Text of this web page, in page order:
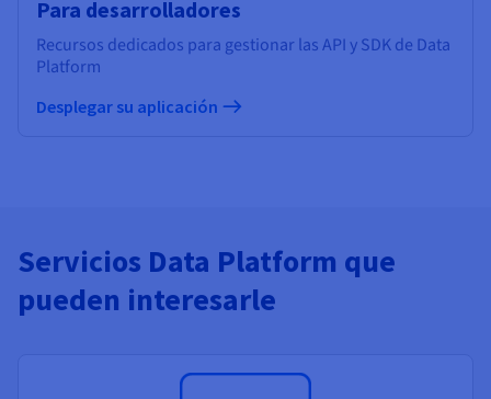
Para desarrolladores
Recursos dedicados para gestionar las API y SDK de Data
Platform
Desplegar su aplicación
Servicios Data Platform que
pueden interesarle